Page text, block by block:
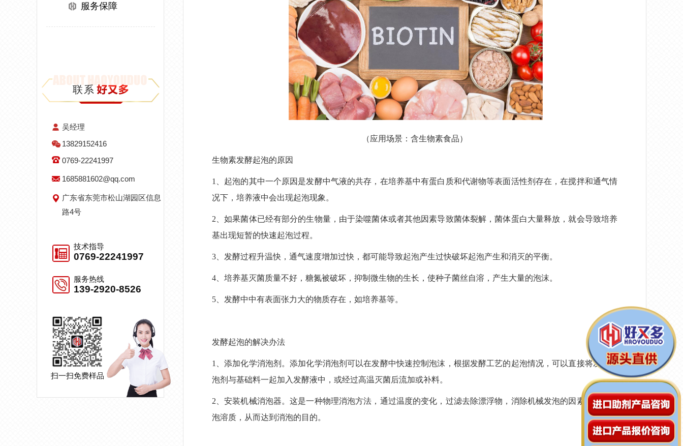
服务保障
联系
吴经理
13829152416
0769-22241997
1685881602@qq.com
广东省东莞市松山湖园区信息
路4号
技术指导
0769-22241997
服务热线
139-2920-8526
扫一扫免费样品
（应用场景：含生物素食品）
生物素发酵起泡的原因
1、 起泡的其中一个原因是发酵中气液的共存，在培养基中有蛋白质和代谢物等表面活性剂存在，在搅拌和通气情
况下，培养液中会出现起泡现象。
2、如果菌体已经有部分的生物量，由于染噬菌体或者其他因素导致菌体裂解，菌体蛋白大量释放，就会导致培养
基出现短暂的快速起泡过程。
3、 发酵过程升温快，通气速度增加过快，都可能导致起泡产生过快破坏起泡产生和消灭的平衡。
4、培养基灭菌质量不好，糖氮被破坏，抑制微生物的生长，使种子菌丝自溶，产生大量的泡沫。
5、 发酵中中有表面张力大的物质存在，如培养基等。
发酵起泡的解决办法
1、添加化学消泡剂。添加化学消泡剂可以在发酵中快速控制泡沫，根据发酵工艺的起泡情况，可以直接将发酵消
泡剂与基础料一起加入发酵液中，或经过高温灭菌后流加或补料。
2、安装机械消泡器。这是一种物理消泡方法，通过温度的变化，过滤去除漂浮物，消除机械发泡的因素，去除发
泡溶质，从而达到消泡的目的。